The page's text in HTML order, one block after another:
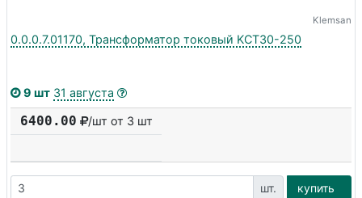
Klemsan
0.0.0.7.01170, Трансформатор токовый KCT30-250
9 шт 31 августа
6400.00 /шт от 3 шт
шт. купить